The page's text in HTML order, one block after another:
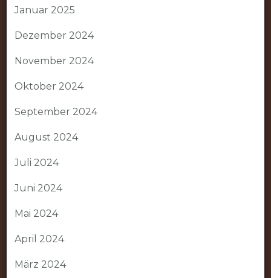
Januar 2025
Dezember 2024
November 2024
Oktober 2024
September 2024
August 2024
Juli 2024
Juni 2024
Mai 2024
April 2024
März 2024